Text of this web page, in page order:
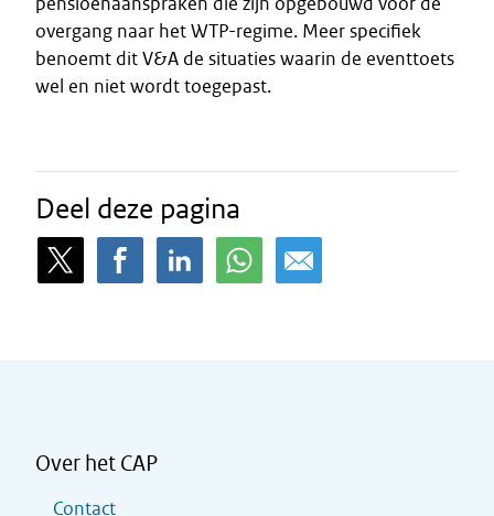
overgang naar het WTP-regime. Meer specifiek
benoemt dit V&A de situaties waarin de eventtoets
wel en niet wordt toegepast.
Deel deze pagina
Over het CAP
Contact